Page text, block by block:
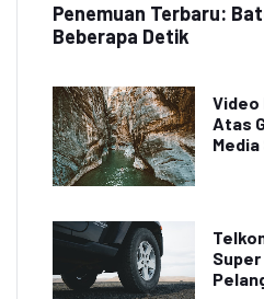
Penemuan Terbaru:
Beberapa Detik
Video
Atas